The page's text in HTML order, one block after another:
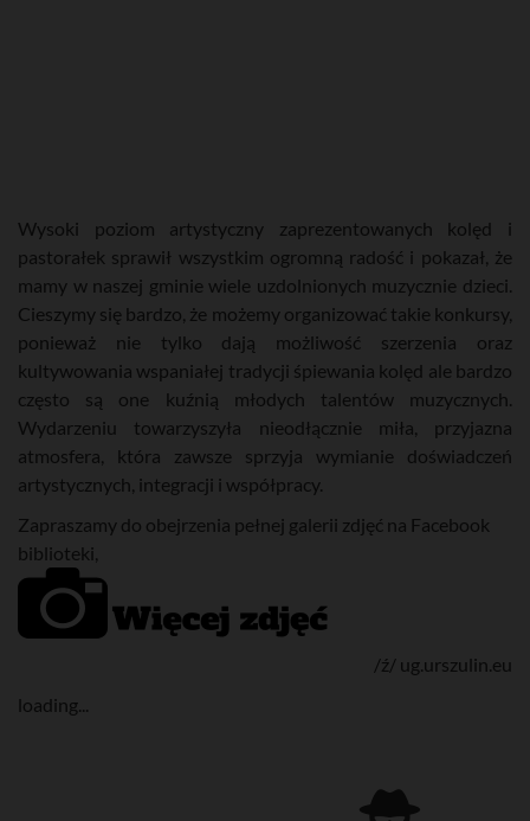
Wysoki poziom artystyczny zaprezentowanych kolęd i
pastorałek sprawił wszystkim ogromną radość i pokazał, że
mamy w naszej gminie wiele uzdolnionych muzycznie dzieci.
Cieszymy się bardzo, że możemy organizować takie konkursy,
ponieważ nie tylko dają możliwość szerzenia oraz
kultywowania wspaniałej tradycji śpiewania kolęd ale bardzo
często są one kuźnią młodych talentów muzycznych.
Wydarzeniu towarzyszyła nieodłącznie miła, przyjazna
atmosfera, która zawsze sprzyja wymianie doświadczeń
artystycznych, integracji i współpracy.
Zapraszamy do obejrzenia pełnej galerii zdjęć na Facebook
biblioteki,
/ź/ ug.urszulin.eu
loading...